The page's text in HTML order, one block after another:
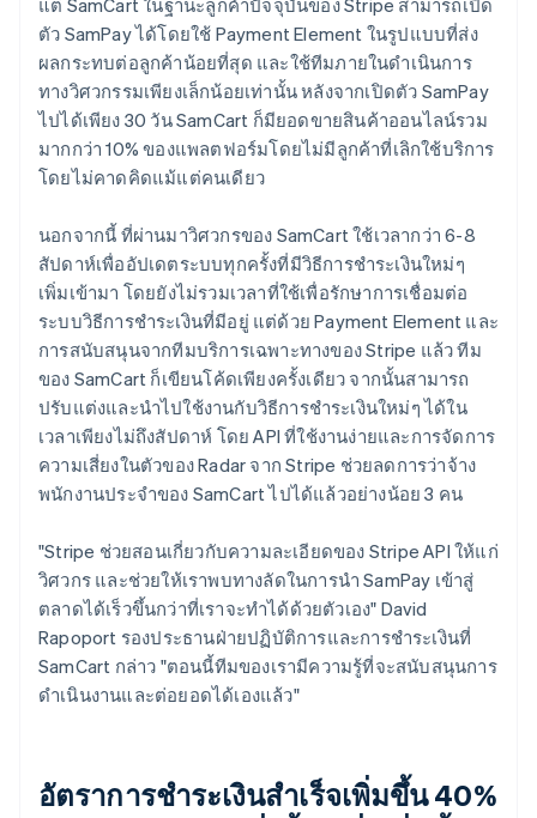
ตัว SamPay ได้โดยใช้ Payment Element ในรูปแบบที่ส่ง
ผลกระทบต่อลูกค้าน้อยที่สุด และใช้ทีมภายในดำเนินการ
ทางวิศวกรรมเพียงเล็กน้อยเท่านั้น หลังจากเปิดตัว SamPay
ไปได้เพียง 30 วัน SamCart ก็มียอดขายสินค้าออนไลน์รวม
มากกว่า 10% ของแพลตฟอร์มโดยไม่มีลูกค้าที่เลิกใช้บริการ
โดยไม่คาดคิดแม้แต่คนเดียว
นอกจากนี้ ที่ผ่านมาวิศวกรของ SamCart ใช้เวลากว่า 6-8
สัปดาห์เพื่ออัปเดตระบบทุกครั้งที่มีวิธีการชำระเงินใหม่ๆ
เพิ่มเข้ามา โดยยังไม่รวมเวลาที่ใช้เพื่อรักษาการเชื่อมต่อ
ระบบวิธีการชำระเงินที่มีอยู่ แต่ด้วย Payment Element และ
การสนับสนุนจากทีมบริการเฉพาะทางของ Stripe แล้ว ทีม
ของ SamCart ก็เขียนโค้ดเพียงครั้งเดียว จากนั้นสามารถ
ปรับแต่งและนำไปใช้งานกับวิธีการชำระเงินใหม่ๆ ได้ใน
เวลาเพียงไม่ถึงสัปดาห์ โดย API ที่ใช้งานง่ายและการจัดการ
ความเสี่ยงในตัวของ Radar จาก Stripe ช่วยลดการว่าจ้าง
พนักงานประจำของ SamCart ไปได้แล้วอย่างน้อย 3 คน
"Stripe ช่วยสอนเกี่ยวกับความละเอียดของ Stripe API ให้แก่
วิศวกร และช่วยให้เราพบทางลัดในการนำ SamPay เข้าสู่
ตลาดได้เร็วขึ้นกว่าที่เราจะทำได้ด้วยตัวเอง" David
Rapoport รองประธานฝ่ายปฏิบัติการและการชำระเงินที่
SamCart กล่าว "ตอนนี้ทีมของเรามีความรู้ที่จะสนับสนุนการ
ดำเนินงานและต่อยอดได้เองแล้ว"
อัตราการชำระเงินสำเร็จเพิ่มขึ้น 40%